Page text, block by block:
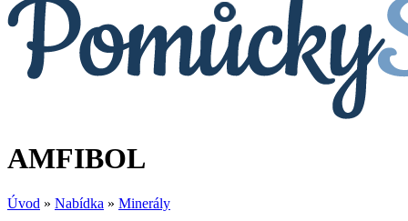
AMFIBOL
Úvod » Nabídka » Minerály